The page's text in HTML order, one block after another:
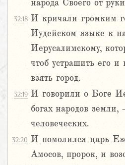
народа Своего от
32:18 И кричали громким
Иудейском языке к
Иерусалимскому,
чтоб устрашить его и
взять город.
32:19 И говорили о Боге
богах народов
человеческих.
32:20 И помолился царь
Амосов, пророк, и